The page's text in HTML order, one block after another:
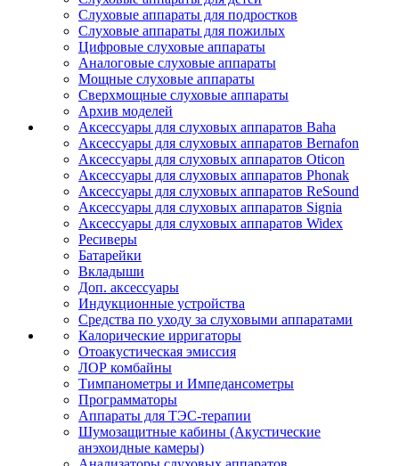
Слуховые аппараты для подростков
Слуховые аппараты для пожилых
Цифровые слуховые аппараты
Аналоговые слуховые аппараты
Мощные слуховые аппараты
Сверхмощные слуховые аппараты
Архив моделей
Аксессуары для слуховых аппаратов Baha
Аксессуары для слуховых аппаратов Bernafon
Аксессуары для слуховых аппаратов Oticon
Аксессуары для слуховых аппаратов Phonak
Аксессуары для слуховых аппаратов ReSound
Аксессуары для слуховых аппаратов Signia
Аксессуары для слуховых аппаратов Widex
Ресиверы
Батарейки
Вкладыши
Доп. аксессуары
Индукционные устройства
Средства по уходу за слуховыми аппаратами
Калорические ирригаторы
Отоакустическая эмиссия
ЛОР комбайны
Тимпанометры и Импедансометры
Программаторы
Аппараты для ТЭС-терапии
Шумозащитные кабины (Акустические
анэхоидные камеры)